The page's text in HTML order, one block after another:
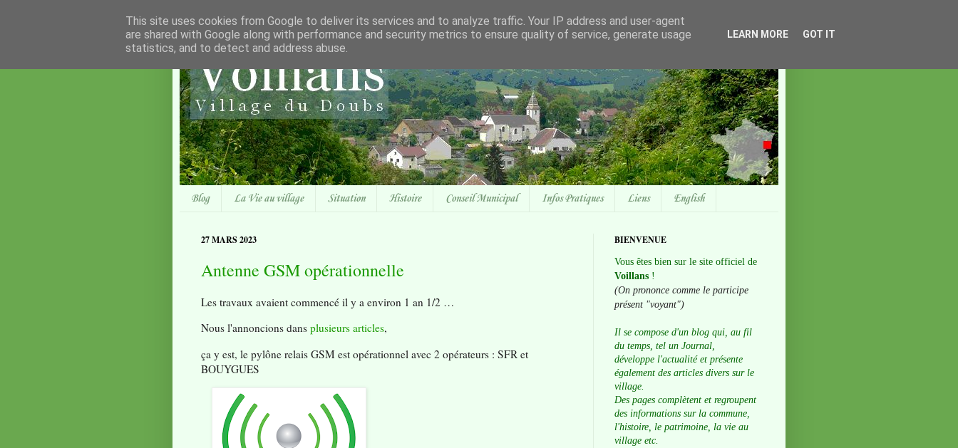
Blog La Vie au village Situation Histoire Conseil Municipal Infos Pratiques Liens English
27 MARS 2023
Antenne GSM opérationnelle
Les travaux avaient commencé il y a environ 1 an 1/2 …
Nous l'annoncions dans plusieurs articles,
ça y est, le pylône relais GSM est opérationnel avec 2 opérateurs : SFR et
BOUYGUES
BIENVENUE
Vous êtes bien sur le site officiel de
Voillans !
(On prononce comme le participe
présent "voyant")
Il se compose d'un blog qui, au fil
du temps, tel un Journal,
développe l'actualité et présente
également des articles divers sur le
village.
Des pages complètent et regroupent
des informations sur la commune,
l'histoire, le patrimoine, la vie au
village etc.
This site uses cookies from Google to deliver its services and to analyze traffic. Your IP address and user-agent
are shared with Google along with performance and security metrics to ensure quality of service, generate usage
statistics, and to detect and address abuse.
LEARN MORE GOT IT